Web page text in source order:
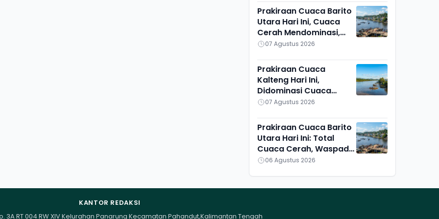
Prakiraan Cuaca Barito
Utara Hari Ini, Cuaca
Cerah Mendominasi,
Lahei Berbeda Sendiri
07 Agustus 2026
Prakiraan Cuaca
Kalteng Hari Ini,
Didominasi Cuaca
Cerah, Kotawaringin
Berawan
07 Agustus 2026
Prakiraan Cuaca Barito
Utara Hari Ini: Total
Cuaca Cerah, Waspadai
Munculnya Titik Api
06 Agustus 2026
KANTOR REDAKSI
3A RT 004 RW XIV Kelurahan Panarung Kecamatan Pahandut,Kalimantan Tengah